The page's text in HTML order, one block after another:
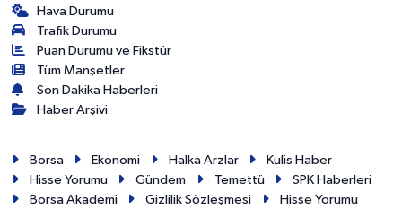
Hava Durumu
Trafik Durumu
Puan Durumu ve Fikstür
Tüm Manşetler
Son Dakika Haberleri
Haber Arşivi
Borsa Ekonomi Halka Arzlar
Kulis Haber
Hisse Yorumu
Gündem Temettü
SPK Haberleri
Borsa Akademi
Gizlilik Sözleşmesi Hisse Yorumu